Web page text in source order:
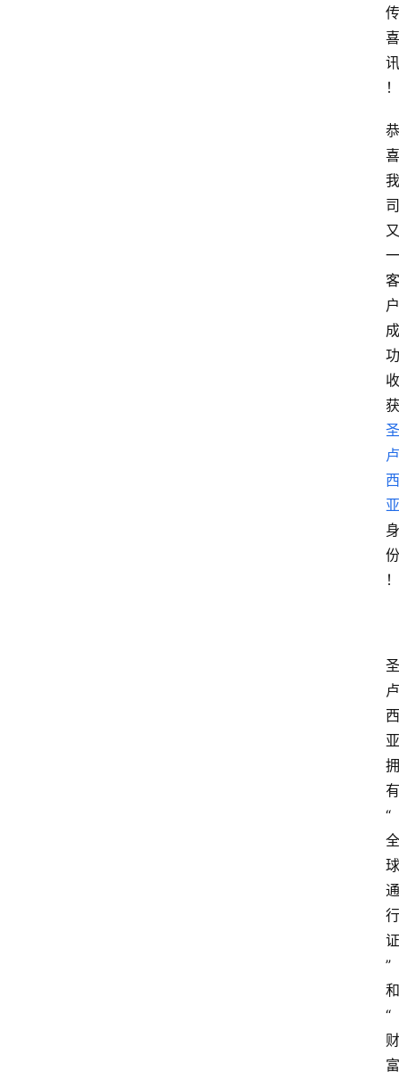
传
喜
讯
！
恭
喜
我
司
又
一
客
户
成
功
收
获
圣
卢
西
亚
身
份
！
圣
卢
西
亚
拥
有
“
全
球
通
行
证
”
和
“
财
富